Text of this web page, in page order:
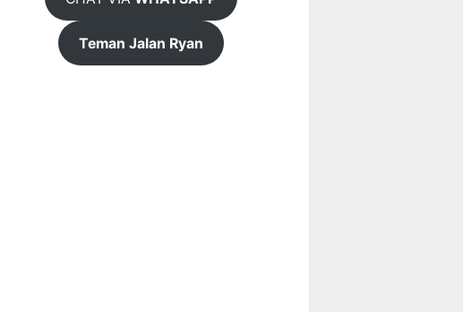
Teman Jalan Ryan